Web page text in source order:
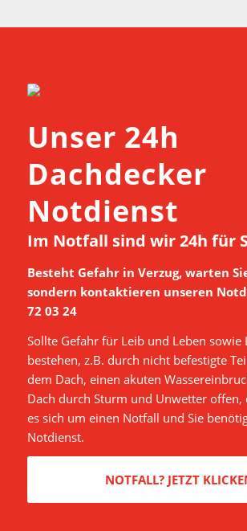
Unser 24h
Dachdecker
Notdienst
Im Notfall sind wir 24h für
Besteht Gefahr in Verzug, warten
sondern kontaktieren unseren
72 03 24
Sollte Gefahr für Leib und Leben sowie
bestehen, z.B. durch nicht befestigte
dem Dach, einen akuten
Dach durch Sturm und Unwetter offen,
es sich um einen Notfall und Sie
Notdienst.
NOTFALL? JETZT